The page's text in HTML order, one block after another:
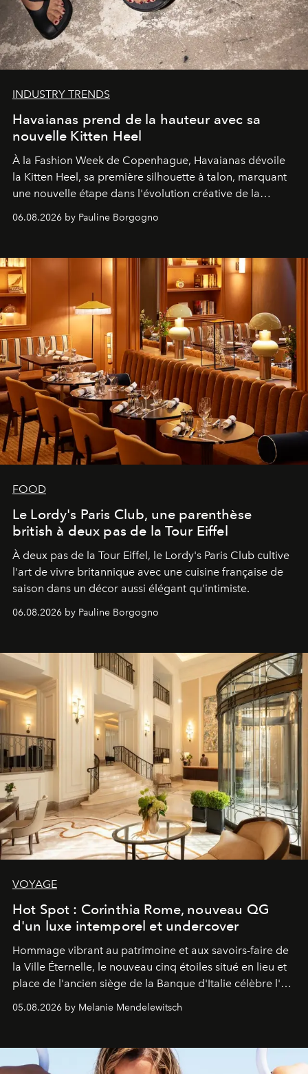
INDUSTRY TRENDS
Havaianas prend de la hauteur avec sa
nouvelle Kitten Heel
À la Fashion Week de Copenhague, Havaianas dévoile
la Kitten Heel, sa première silhouette à talon, marquant
une nouvelle étape dans l'évolution créative de la
06.08.2026 by Pauline Borgogno
FOOD
Le Lordy's Paris Club, une parenthèse
british à deux pas de la Tour Eiffel
À deux pas de la Tour Eiffel, le Lordy's Paris Club cultive
l'art de vivre britannique avec une cuisine française de
saison dans un décor aussi élégant qu'intimiste.
06.08.2026 by Pauline Borgogno
VOYAGE
Hot Spot : Corinthia Rome, nouveau QG
d'un luxe intemporel et undercover
Hommage vibrant au patrimoine et aux savoirs-faire de
la Ville Éternelle, le nouveau cinq étoiles situé en lieu et
place de l'ancien siège de la Banque d'Italie célèbre l'art
de vivre Romain dans toute son élégance intemporelle.
05.08.2026 by Melanie Mendelewitsch